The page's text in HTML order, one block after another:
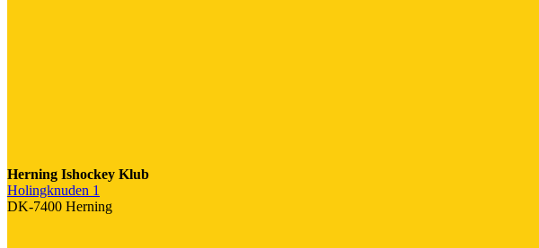
Herning Ishockey Klub
Holingknuden 1
DK-7400 Herning